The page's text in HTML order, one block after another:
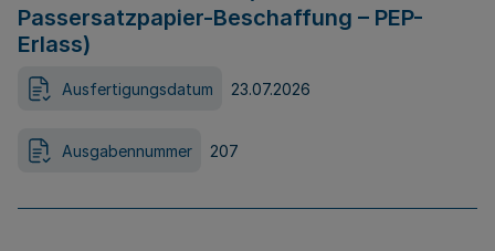
Passersatzpapier-Beschaffung – PEP-
Erlass)
Ausfertigungsdatum 23.07.2026
Ausgabennummer 207